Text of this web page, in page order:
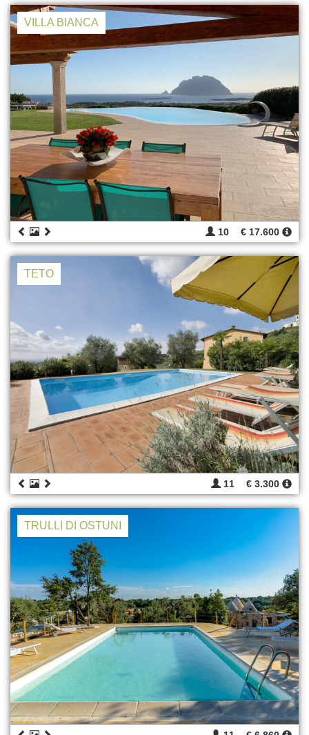
VILLA BIANCA
10 € 17.600
TETO
11 € 3.300
TRULLI DI OSTUNI